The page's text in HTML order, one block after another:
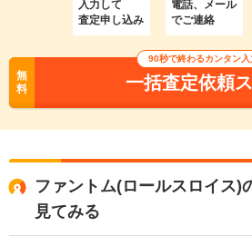
入力して
査定申し込み
電話、メール
でご連絡
無
料
90秒で終わるカンタン入
一括査定依頼
ファントム(ロールスロイス)
見てみる